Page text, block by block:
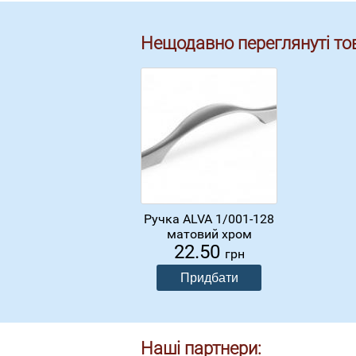
Нещодавно переглянуті
Ручка ALVA 1/001-128
матовий хром
22.50 грн
Наші партнери: